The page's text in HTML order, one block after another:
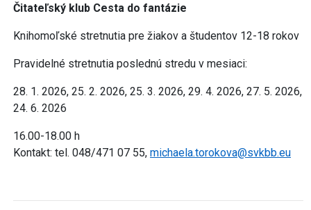
Čitateľský klub Cesta do fantázie
Knihomoľské stretnutia pre žiakov a študentov 12-18 rokov
Pravidelné stretnutia poslednú stredu v mesiaci:
28. 1. 2026, 25. 2. 2026, 25. 3. 2026, 29. 4. 2026, 27. 5. 2026,
24. 6. 2026
16.00-18.00 h
Kontakt: tel. 048/471 07 55, michaela.torokova@svkbb.eu